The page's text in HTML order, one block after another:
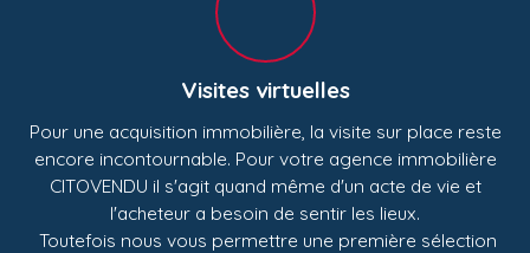
Visites virtuelles
Pour une acquisition immobilière, la visite sur place reste
encore incontournable. Pour votre agence immobilière
CITOVENDU il s'agit quand même d'un acte de vie et
l'acheteur a besoin de sentir les lieux.
Toutefois nous vous permettre une première sélection